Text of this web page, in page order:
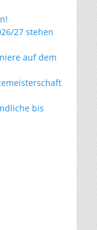
27 stehen
auf dem
bis